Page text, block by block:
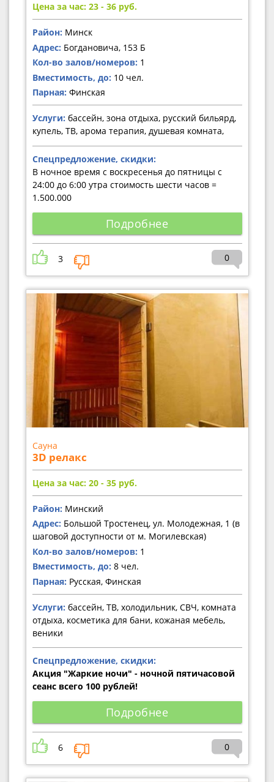
Цена за час: 23 - 36 руб.
Район: Минск
Адрес: Богдановича, 153 Б
Кол-во залов/номеров: 1
Вместимость, до: 10 чел.
Парная: Финская
Услуги: бассейн, зона отдыха, русский бильярд,
купель, ТВ, арома терапия, душевая комната,
Спецпредложение, скидки:
В ночное время с воскресенья до пятницы с
24:00 до 6:00 утра стоимость шести часов =
1.500.000
Подробнее
3 0
Сауна
3D релакс
Цена за час: 20 - 35 руб.
Район: Минский
Адрес: Большой Тростенец, ул. Молодежная, 1 (в
шаговой доступности от м. Могилевская)
Кол-во залов/номеров: 1
Вместимость, до: 8 чел.
Парная: Русская, Финская
Услуги: бассейн, ТВ, холодильник, СВЧ, комната
отдыха, косметика для бани, кожаная мебель,
веники
Спецпредложение, скидки:
Акция "Жаркие ночи" - ночной пятичасовой
сеанс всего 100 рублей!
Подробнее
6 0